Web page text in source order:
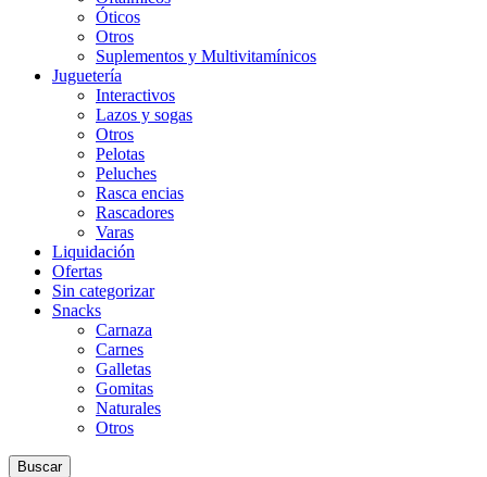
Óticos
Otros
Suplementos y Multivitamínicos
Juguetería
Interactivos
Lazos y sogas
Otros
Pelotas
Peluches
Rasca encias
Rascadores
Varas
Liquidación
Ofertas
Sin categorizar
Snacks
Carnaza
Carnes
Galletas
Gomitas
Naturales
Otros
Buscar